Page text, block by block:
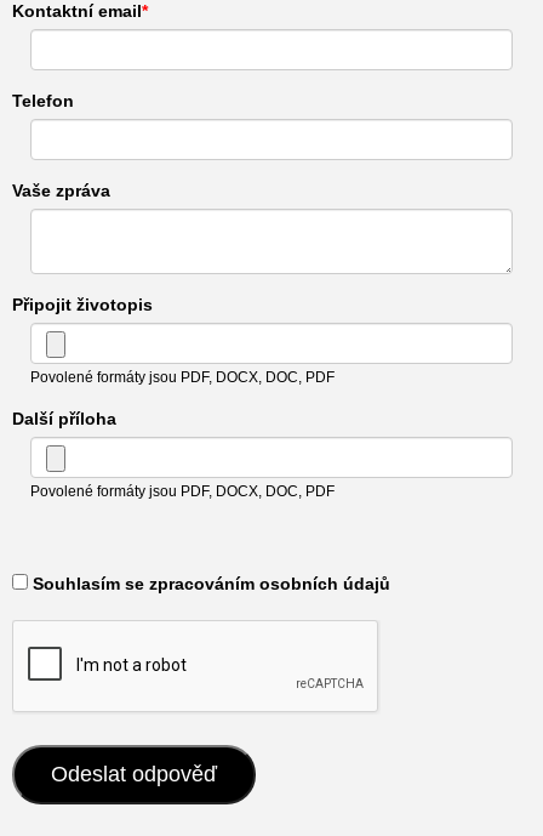
Kontaktní email
Telefon
Vaše zpráva
Připojit životopis
Povolené formáty jsou PDF, DOCX, DOC, PDF
Další příloha
Povolené formáty jsou PDF, DOCX, DOC, PDF
​ Souhlasím se zpracováním osobních údajů